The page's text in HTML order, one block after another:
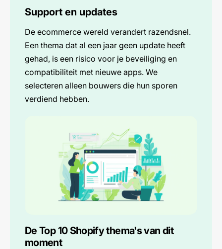
Support en updates
De ecommerce wereld verandert razendsnel.
Een thema dat al een jaar geen update heeft
gehad, is een risico voor je beveiliging en
compatibiliteit met nieuwe apps. We
selecteren alleen bouwers die hun sporen
verdiend hebben.
De Top 10 Shopify thema's van dit
moment